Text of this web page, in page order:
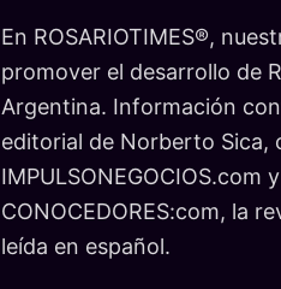
En ROSARIOTIMES®,
promover el desarrollo de
Argentina. Información
editorial de Norberto Sica,
IMPULSONEGOCIOS.com
CONOCEDORES:com, la
leída en español.